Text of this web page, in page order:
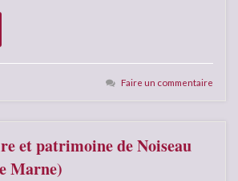
Faire un commentaire
et patrimoine de Noiseau
Marne)